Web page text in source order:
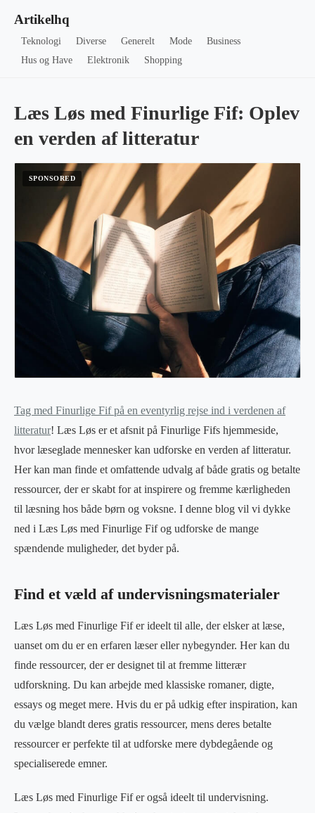
Artikelhq
Teknologi Diverse Generelt Mode
Business
Hus og Have
Elektronik Shopping
Læs Løs med Finurlige Fif: Oplev
en verden af litteratur
Tag med Finurlige Fif på en eventyrlig rejse ind i verdenen af
litteratur! Læs Løs er et afsnit på Finurlige Fifs hjemmeside,
hvor læseglade mennesker kan udforske en verden af litteratur.
Her kan man finde et omfattende udvalg af både gratis og betalte
ressourcer, der er skabt for at inspirere og fremme kærligheden
til læsning hos både børn og voksne. I denne blog vil vi dykke
ned i Læs Løs med Finurlige Fif og udforske de mange
spændende muligheder, det byder på.
Find et væld af undervisningsmaterialer
Læs Løs med Finurlige Fif er ideelt til alle, der elsker at læse,
uanset om du er en erfaren læser eller nybegynder. Her kan du
finde ressourcer, der er designet til at fremme litterær
udforskning. Du kan arbejde med klassiske romaner, digte,
essays og meget mere. Hvis du er på udkig efter inspiration, kan
du vælge blandt deres gratis ressourcer, mens deres betalte
ressourcer er perfekte til at udforske mere dybdegående og
specialiserede emner.
Læs Løs med Finurlige Fif er også ideelt til undervisning.